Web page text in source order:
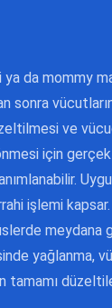
da mommy
sonra
ve
için
işlemi
meydana
yağlanma,
tamamı